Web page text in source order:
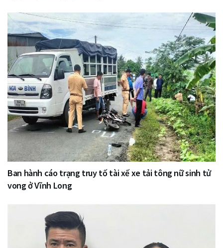
Ban hành cáo trạng truy tố tài xế xe tải tông nữ sinh tử
vong ở Vĩnh Long